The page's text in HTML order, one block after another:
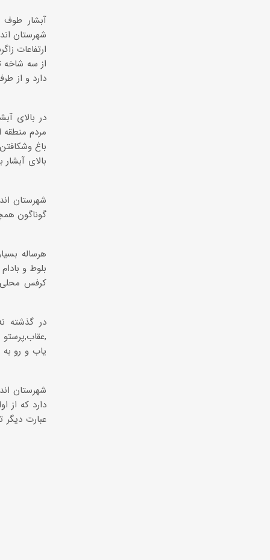
آبشار
شهرستان
ارتفاعات
دارد و از
در بالای
مردم منطقه
باغ
بالای
شهرستان
گوناگون
هرساله
بلوط و
کرفس محلی
در گذشته
یاب و رو به
شهرستان
دارد که از
عبارت دیگر